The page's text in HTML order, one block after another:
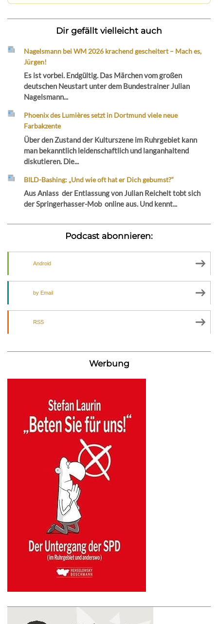
Dir gefällt vielleicht auch
Nagelsmann bei WM 2026 krachend gescheitert – Mach es,
Jürgen!
Es ist vorbei. Endgültig. Das Märchen vom großen
deutschen Neustart unter dem Bundestrainer Julian
Nagelsmann...
Phoenix des Lumières setzt in Dortmund viele neue
Farbakzente
Über den Zustand der Kulturszene im Ruhrgebiet kann
man bekanntlich leidenschaftlich und langanhaltend
diskutieren. Die...
BILD-Bashing: „Und wie oft hat er Dich gebumst?“
Aus Anlass der Entlassung von Julian Reichelt tobt sich
der Springerhasser-Mob online aus. Und kennt...
Podcast abonnieren:
Android
by Email
RSS
Werbung